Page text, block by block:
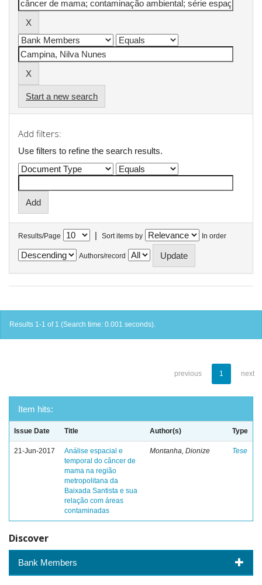
Start a new search
Add filters:
Use filters to refine the search results.
Results/Page | Sort items by In order
Authors/record
Results 1-1 of 1 (Search time: 0.001 seconds).
previous 1 next
Item hits:
Issue Date Title Author(s) Type
21-Jun-2017
Análise espacial e
temporal do câncer de
mama na região
metropolitana da
Baixada Santista e sua
relação com áreas
contaminadas
Montanha, Dionize Tese
Discover
Bank Members